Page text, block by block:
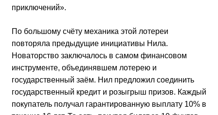
приключений».
По большому счёту механика этой лотереи
повторяла предыдущие инициативы Нила.
Новаторство заключалось в самом финансовом
инструменте, объединявшем лотерею и
государственный заём. Нил предложил соединить
государственный кредит и розыгрыш призов. Каждый
покупатель получал гарантированную выплату 10% в